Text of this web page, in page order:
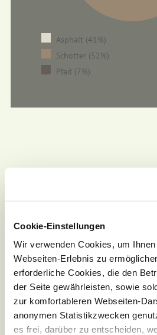
Cookie-Einstellungen
Wir verwenden Cookies, um
Webseiten-Erlebnis zu
erforderliche Cookies, die den
der Seite gewährleisten, sowie
zur komfortableren Webseiten-
anonymen Statistikzwecken
es frei, darüber zu entscheiden,
Asphalt (41%)
Schotter (52%)
Pfad (7%)
Wetter